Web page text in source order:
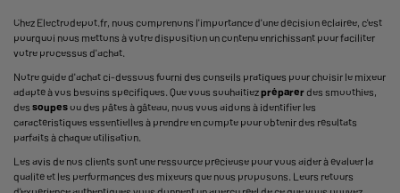
Chez Electrodepot.fr, nous comprenons l'importance d'une décision éclairée, c'est
pourquoi nous mettons à votre disposition un contenu enrichissant pour faciliter
votre processus d'achat.
Notre guide d'achat ci-dessous fourni des conseils pratiques pour choisir le mixeur
adapté à vos besoins spécifiques. Que vous souhaitiezpréparerdes smoothies,
des soupesou des pâtes à gâteau, nous vous aidons à identifier les
caractéristiques essentielles à prendre en compte pour obtenir des résultats
parfaits à chaque utilisation.
Les avis de nos clients sont une ressource précieuse pour vous aider à évaluer la
qualité et les performances des mixeurs que nous proposons. Leurs retours